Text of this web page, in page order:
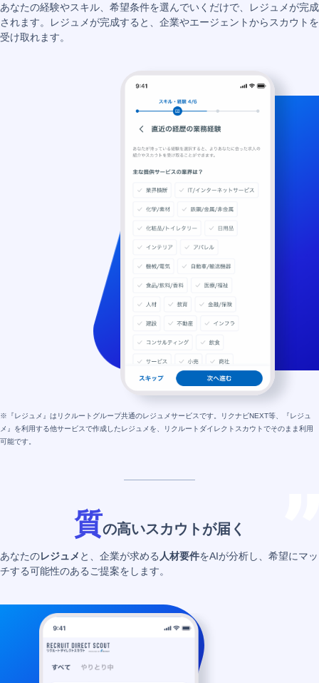
あなたの経験やスキル、希望条件を選んでいくだけで、レジュメが完成
されます。レジュメが完成すると、企業やエージェントからスカウトを
受け取れます。
※『レジュメ』はリクルートグループ共通のレジュメサービスです。リクナビNEXT等、『レジュ
メ』を利用する他サービスで作成したレジュメを、リクルートダイレクトスカウトでそのまま利用
可能です。
質の高いスカウトが届く
あなたのレジュメ と、企業が求める 人材要件をAIが分析し、希望にマッ
チする可能性のあるご提案をします。